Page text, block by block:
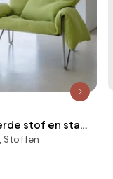
stof en staal
Stoffen